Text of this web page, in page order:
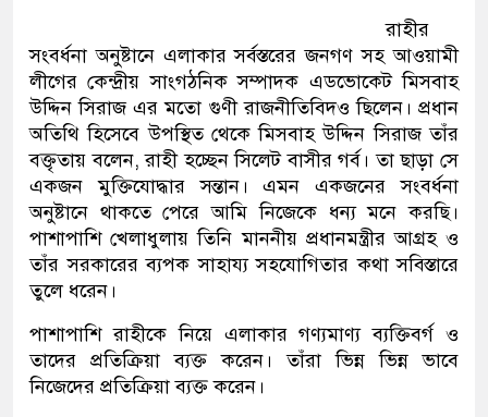
রাহীর
সংবর্ধনা অনুষ্টানে এলাকার সর্বস্তরের জনগণ সহ আওয়ামী
লীগের কেন্দ্রীয় সাংগঠনিক সম্পাদক এডভোকেট মিসবাহ
উদ্দিন সিরাজ এর মতো গুণী রাজনীতিবিদও ছিলেন। প্রধান
অতিথি হিসেবে উপস্থিত থেকে মিসবাহ উদ্দিন সিরাজ তাঁর
বক্তৃতায় বলেন, রাহী হচ্ছেন সিলেট বাসীর গর্ব। তা ছাড়া সে
একজন মুক্তিযোদ্ধার সন্তান। এমন একজনের সংবর্ধনা
অনুষ্টানে থাকতে পেরে আমি নিজেকে ধন্য মনে করছি।
পাশাপাশি খেলাধুলায় তিনি মাননীয় প্রধানমন্ত্রীর আগ্রহ ও
তাঁর সরকারের ব্যপক সাহায্য সহযোগিতার কথা সবিস্তারে
তুলে ধরেন।
পাশাপাশি রাহীকে নিয়ে এলাকার গণ্যমাণ্য ব্যক্তিবর্গ ও
তাদের প্রতিক্রিয়া ব্যক্ত করেন। তাঁরা ভিন্ন ভিন্ন ভাবে
নিজেদের প্রতিক্রিয়া ব্যক্ত করেন।